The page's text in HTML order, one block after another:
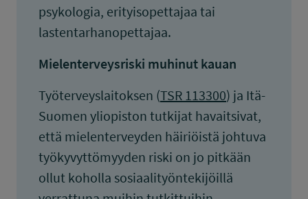
psykologia, erityisopettajaa tai
lastentarhanopettajaa.
Mielenterveysriski muhinut kauan
Työterveyslaitoksen (TSR 113300) ja Itä-
Suomen yliopiston tutkijat havaitsivat,
että mielenterveyden häiriöistä johtuva
työkyvyttömyyden riski on jo pitkään
ollut koholla sosiaalityöntekijöillä